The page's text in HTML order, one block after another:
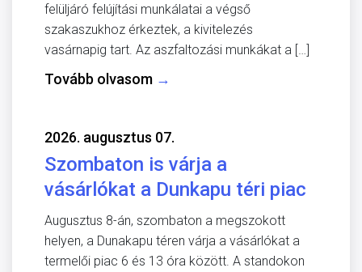
felüljáró felújítási munkálatai a végső
szakaszukhoz érkeztek, a kivitelezés
vasárnapig tart. Az aszfaltozási munkákat a […]
Tovább olvasom →
2026. augusztus 07.
Szombaton is várja a
vásárlókat a Dunkapu téri piac
Augusztus 8-án, szombaton a megszokott
helyen, a Dunakapu téren várja a vásárlókat a
termelői piac 6 és 13 óra között. A standokon